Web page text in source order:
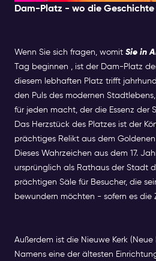
Dam-Platz - wo die
Wenn Sie sich fragen, womit Sie in
Tag beginnen , ist der Dam-Platz
diesem lebhaften Platz trifft
den Puls des modernen
für jeden macht, der die Essenz der
Das Herzstück des Platzes ist der
prächtiges Relikt aus dem
Dieses Wahrzeichen aus dem 17.
ursprünglich als Rathaus der Stadt
prächtigen Säle für Besucher, die
bewundern möchten - sofern es die
Außerdem ist die Nieuwe Kerk (Neue
Namens eine der ältesten